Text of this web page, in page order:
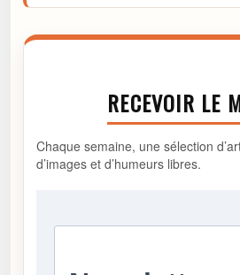
RECEVOIR LE
Chaque semaine, une sélection
d’images et d’humeurs libres.